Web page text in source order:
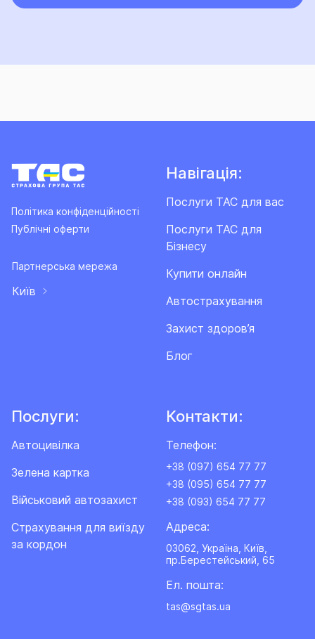
Політика конфіденційності
Публічні оферти
Партнерська мережа
Київ
Навігація:
Послуги ТАС для вас
Послуги ТАС для
Бізнесу
Купити онлайн
Автострахування
Захист здоров’я
Блог
Послуги:
Автоцивілка
Зелена картка
Військовий автозахист
Cтрахування для виїзду
за кордон
Контакти:
Телефон:
+38 (097) 654 77 77
+38 (095) 654 77 77
+38 (093) 654 77 77
Адреса:
03062, Україна, Київ,
пр.Берестейський, 65
Ел. пошта:
tas@sgtas.ua